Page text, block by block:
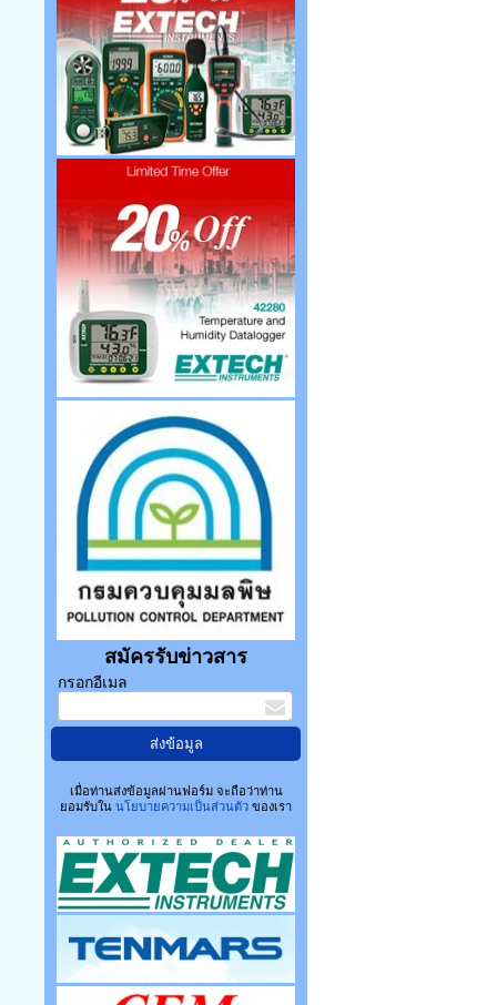
สมัครรับข่าวสาร
กรอกอีเมล
เมื่อท่านส่งข้อมูลผ่านฟอร์ม จะถือว่าท่าน
ยอมรับใน นโยบายความเป็นส่วนตัวของเรา